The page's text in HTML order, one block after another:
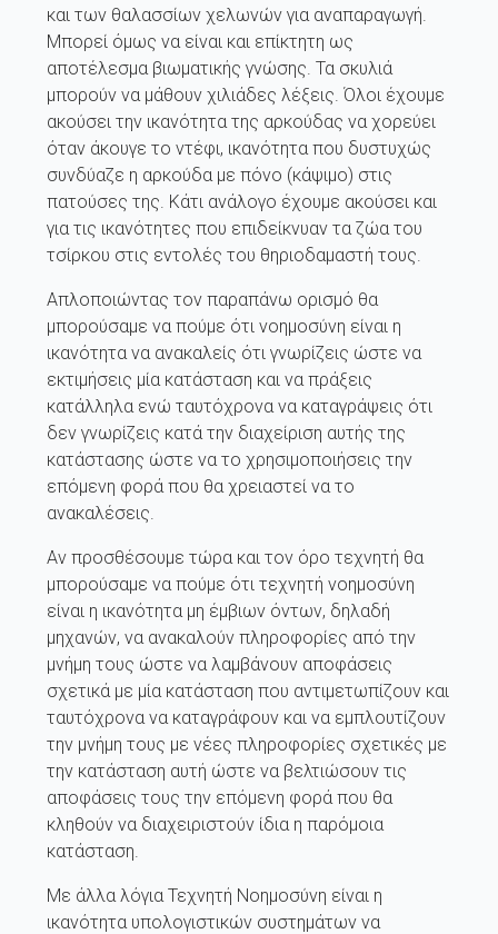
και των θαλασσίων χελωνών για αναπαραγωγή.
Μπορεί όμως να είναι και επίκτητη ως
αποτέλεσμα βιωματικής γνώσης. Τα σκυλιά
μπορούν να μάθουν χιλιάδες λέξεις. Όλοι έχουμε
ακούσει την ικανότητα της αρκούδας να χορεύει
όταν άκουγε το ντέφι, ικανότητα που δυστυχώς
συνδύαζε η αρκούδα με πόνο (κάψιμο) στις
πατούσες της. Κάτι ανάλογο έχουμε ακούσει και
για τις ικανότητες που επιδείκνυαν τα ζώα του
τσίρκου στις εντολές του θηριοδαμαστή τους.
Απλοποιώντας τον παραπάνω ορισμό θα
μπορούσαμε να πούμε ότι νοημοσύνη είναι η
ικανότητα να ανακαλείς ότι γνωρίζεις ώστε να
εκτιμήσεις μία κατάσταση και να πράξεις
κατάλληλα ενώ ταυτόχρονα να καταγράψεις ότι
δεν γνωρίζεις κατά την διαχείριση αυτής της
κατάστασης ώστε να το χρησιμοποιήσεις την
επόμενη φορά που θα χρειαστεί να το
ανακαλέσεις.
Αν προσθέσουμε τώρα και τον όρο τεχνητή θα
μπορούσαμε να πούμε ότι τεχνητή νοημοσύνη
είναι η ικανότητα μη έμβιων όντων, δηλαδή
μηχανών, να ανακαλούν πληροφορίες από την
μνήμη τους ώστε να λαμβάνουν αποφάσεις
σχετικά με μία κατάσταση που αντιμετωπίζουν και
ταυτόχρονα να καταγράφουν και να εμπλουτίζουν
την μνήμη τους με νέες πληροφορίες σχετικές με
την κατάσταση αυτή ώστε να βελτιώσουν τις
αποφάσεις τους την επόμενη φορά που θα
κληθούν να διαχειριστούν ίδια η παρόμοια
κατάσταση.
Με άλλα λόγια Τεχνητή Νοημοσύνη είναι η
ικανότητα υπολογιστικών συστημάτων να